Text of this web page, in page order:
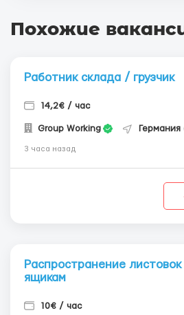
Похожие
Работник склада / грузчик
14,2€ / час
Group Working Германия
3 часа назад
Распространение
ящикам
10€ / час